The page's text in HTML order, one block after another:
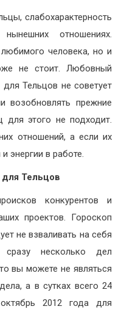
слабохарактерность
отношениях.
человека, но и
не стоит. Любовный
Тельцов не советует
возобновлять прежние
для этого не подходит.
отношений, а если их
энергии в работе.
для Тельцов
конкурентов и
проектов. Гороскоп
не взваливать на себя
несколько дел
вы можете не являться
а в сутках всего 24
2012 года для